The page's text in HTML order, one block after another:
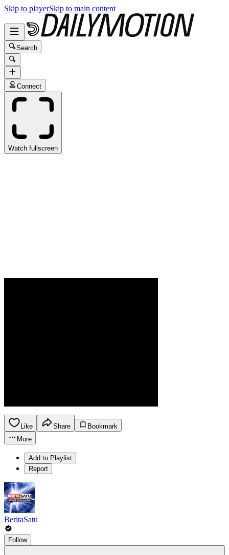
Skip to playerSkip to main content
Search
Connect
Watch fullscreen
Like Share
Bookmark
More
Add to Playlist
Report
BeritaSatu
Follow